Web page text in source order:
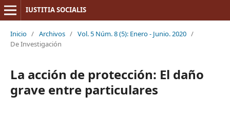
IUSTITIA SOCIALIS
Inicio / Archivos / Vol. 5 Núm. 8 (5): Enero - Junio. 2020 /
De Investigación
La acción de protección: El daño
grave entre particulares